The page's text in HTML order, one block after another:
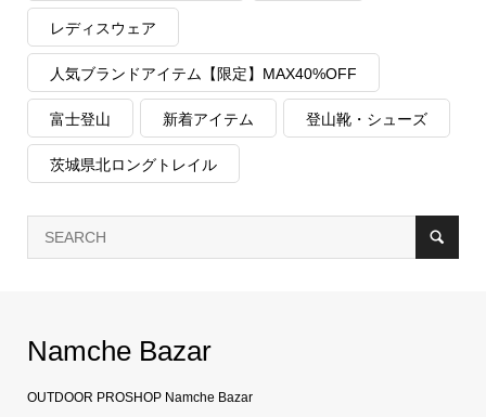
レディスウェア
人気ブランドアイテム【限定】MAX40%OFF
富士登山 新着アイテム 登山靴・シューズ
茨城県北ロングトレイル
Namche Bazar
OUTDOOR PROSHOP Namche Bazar